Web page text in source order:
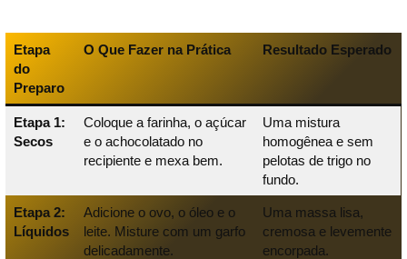
Etapa
do
Preparo
O Que Fazer na Prática Resultado Esperado
Etapa 1:
Secos
Coloque a farinha, o açúcar
e o achocolatado no
recipiente e mexa bem.
Uma mistura
homogênea e sem
pelotas de trigo no
fundo.
Etapa 2:
Líquidos
Adicione o ovo, o óleo e o
leite. Misture com um garfo
delicadamente.
Uma massa lisa,
cremosa e levemente
encorpada.